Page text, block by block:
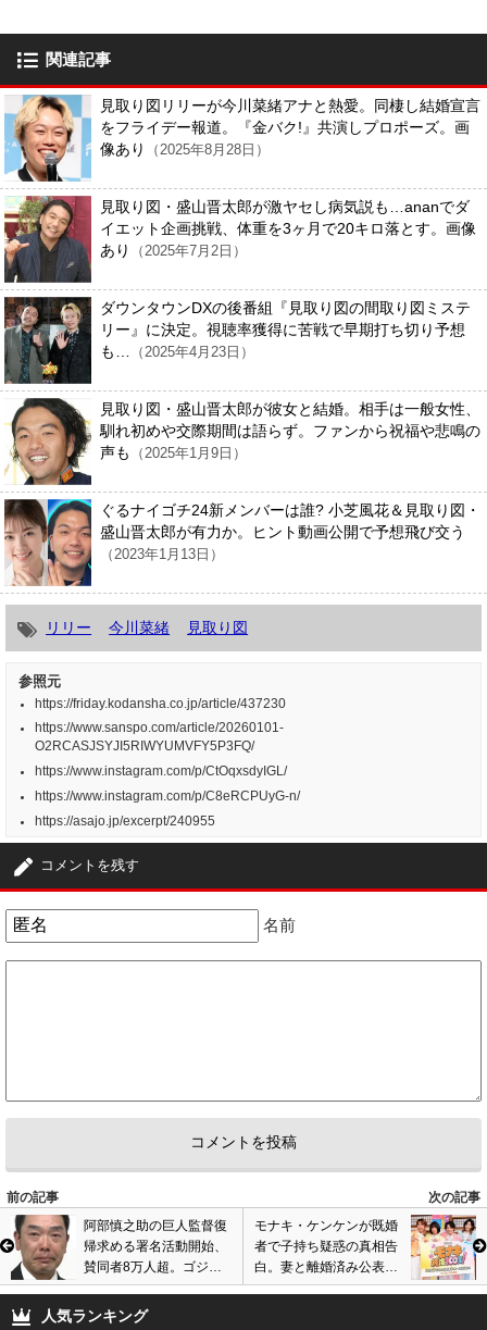
関連記事
見取り図リリーが今川菜緒アナと熱愛。同棲し結婚宣言
をフライデー報道。『金バク!』共演しプロポーズ。画
像あり
（2025年8月28日）
見取り図・盛山晋太郎が激ヤセし病気説も…ananでダ
イエット企画挑戦、体重を3ヶ月で20キロ落とす。画像
あり
（2025年7月2日）
ダウンタウンDXの後番組『見取り図の間取り図ミステ
リー』に決定。視聴率獲得に苦戦で早期打ち切り予想
も… （2025年4月23日）
見取り図・盛山晋太郎が彼女と結婚。相手は一般女性、
馴れ初めや交際期間は語らず。ファンから祝福や悲鳴の
声も
（2025年1月9日）
ぐるナイゴチ24新メンバーは誰? 小芝風花＆見取り図・
盛山晋太郎が有力か。ヒント動画公開で予想飛び交う
（2023年1月13日）
リリー 今川菜緒 見取り図
参照元
https://friday.kodansha.co.jp/article/437230
https://www.sanspo.com/article/20260101-
O2RCASJSYJI5RIWYUMVFY5P3FQ/
https://www.instagram.com/p/CtOqxsdyIGL/
https://www.instagram.com/p/C8eRCPUyG-n/
https://asajo.jp/excerpt/240955
コメントを残す
名前
前の記事
次の記事
阿部慎之助の巨人監督復
帰求める署名活動開始、
賛同者8万人超。ゴジラ
監督・山崎貴も賛同呼び
掛け。ネットで賛否の声
モナキ・ケンケンが既婚
者で子持ち疑惑の真相告
白。妻と離婚済み公表、
冠番組『モナキ 純度
人気ランキング